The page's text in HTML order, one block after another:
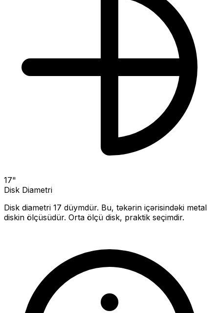
17"
Disk Diametri
Disk diametri 17 düymdür. Bu, təkərin içərisindəki metal
diskin ölçüsüdür. Orta ölçü disk, praktik seçimdir.